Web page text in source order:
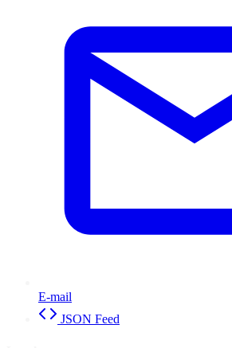
E-mail
JSON Feed